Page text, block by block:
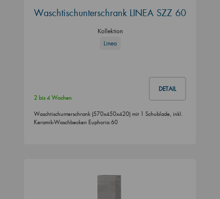
Waschtischunterschrank LINEA SZZ 60
Kollektion
Linea
DETAIL
2 bis 4 Wochen
Waschtischunterschrank (570x450x420) mit 1 Schublade, inkl.
Keramik-Waschbecken Euphoria 60